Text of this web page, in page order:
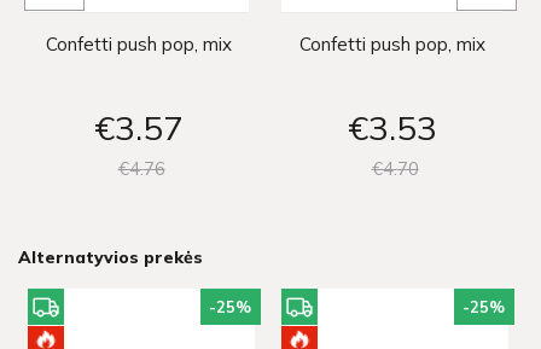
Confetti push pop, mix
€3 57
€476
Confetti push pop, mix
€3 53
€470
Alternatyvios prekės
-25% -25%